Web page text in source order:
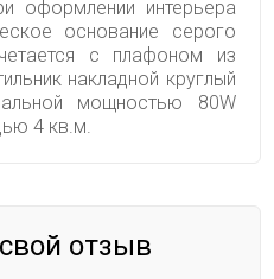
оформлении интерьера
основание серого
с плафоном из
накладной круглый
мощностью 80W
4 кв.м.
отзыв